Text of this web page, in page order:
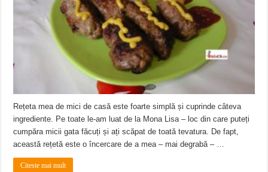
Rețeta mea de mici de casă este foarte simplă și cuprinde câteva
ingrediente. Pe toate le-am luat de la Mona Lisa – loc din care puteți
cumpăra micii gata făcuți și ați scăpat de toată tevatura. De fapt,
această rețetă este o încercare de a mea – mai degrabă – …
Citeste mai mult